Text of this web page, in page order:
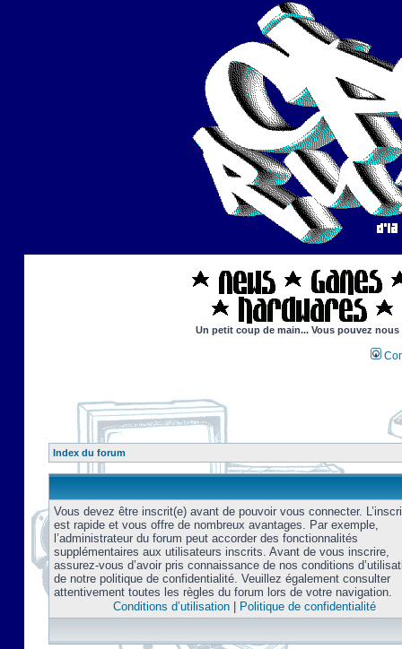
Un petit coup de main... Vous pouvez
Index du forum
Vous devez être inscrit(e) avant de pouvoir vous connecter.
est rapide et vous offre de nombreux avantages. Par exemple,
l’administrateur du forum peut accorder des fonctionnalités
supplémentaires aux utilisateurs inscrits. Avant de vous inscrire,
assurez-vous d’avoir pris connaissance de nos conditions
de notre politique de confidentialité. Veuillez également consulter
attentivement toutes les règles du forum lors de votre navigation.
Conditions d’utilisation| Politique de confidentialité